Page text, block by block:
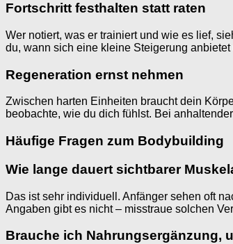
Fortschritt festhalten statt raten
Wer notiert, was er trainiert und wie es lief,
du, wann sich eine kleine Steigerung
Regeneration ernst nehmen
Zwischen harten Einheiten braucht dein
beobachte, wie du dich fühlst. Bei
Häufige Fragen zum Bodybuilding
Wie lange dauert sichtbarer
Das ist sehr individuell. Anfänger sehen oft
Angaben gibt es nicht – misstraue solchen
Brauche ich Nahrungsergänzung,